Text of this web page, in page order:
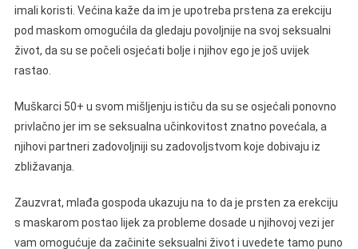
imali koristi. Većina kaže da im je upotreba prstena za erekciju
pod maskom omogućila da gledaju povoljnije na svoj seksualni
život, da su se počeli osjećati bolje i njihov ego je još uvijek
rastao.
Muškarci 50+ u svom mišljenju ističu da su se osjećali ponovno
privlačno jer im se seksualna učinkovitost znatno povećala, a
njihovi partneri zadovoljniji su zadovoljstvom koje dobivaju iz
zbližavanja.
Zauzvrat, mlađa gospoda ukazuju na to da je prsten za erekciju
s maskarom postao lijek za probleme dosade u njihovoj vezi jer
vam omogućuje da začinite seksualni život i uvedete tamo puno